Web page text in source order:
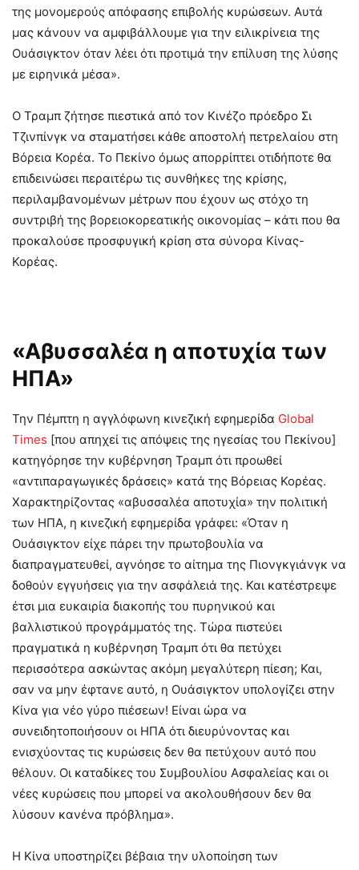
της μονομερούς απόφασης επιβολής κυρώσεων. Αυτά
μας κάνουν να αμφιβάλλουμε για την ειλικρίνεια της
Ουάσιγκτον όταν λέει ότι προτιμά την επίλυση της λύσης
με ειρηνικά μέσα».
Ο Τραμπ ζήτησε πιεστικά από τον Κινέζο πρόεδρο Σι
Τζινπίνγκ να σταματήσει κάθε αποστολή πετρελαίου στη
Βόρεια Κορέα. Το Πεκίνο όμως απορρίπτει οτιδήποτε θα
επιδεινώσει περαιτέρω τις συνθήκες της κρίσης,
περιλαμβανομένων μέτρων που έχουν ως στόχο τη
συντριβή της βορειοκορεατικής οικονομίας – κάτι που θα
προκαλούσε προσφυγική κρίση στα σύνορα Κίνας-
Κορέας.
«Αβυσσαλέα η αποτυχία των
ΗΠΑ»
Την Πέμπτη η αγγλόφωνη κινεζική εφημερίδα Global
Times [που απηχεί τις απόψεις της ηγεσίας του Πεκίνου]
κατηγόρησε την κυβέρνηση Τραμπ ότι προωθεί
«αντιπαραγωγικές δράσεις» κατά της Βόρειας Κορέας.
Χαρακτηρίζοντας «αβυσσαλέα αποτυχία» την πολιτική
των ΗΠΑ, η κινεζική εφημερίδα γράφει: «Όταν η
Ουάσιγκτον είχε πάρει την πρωτοβουλία να
διαπραγματευθεί, αγνόησε το αίτημα της Πιονγκγιάνγκ να
δοθούν εγγυήσεις για την ασφάλειά της. Και κατέστρεψε
έτσι μια ευκαιρία διακοπής του πυρηνικού και
βαλλιστικού προγράμματός της. Τώρα πιστεύει
πραγματικά η κυβέρνηση Τραμπ ότι θα πετύχει
περισσότερα ασκώντας ακόμη μεγαλύτερη πίεση; Και,
σαν να μην έφτανε αυτό, η Ουάσιγκτον υπολογίζει στην
Κίνα για νέο γύρο πιέσεων! Είναι ώρα να
συνειδητοποιήσουν οι ΗΠΑ ότι διευρύνοντας και
ενισχύοντας τις κυρώσεις δεν θα πετύχουν αυτό που
θέλουν. Οι καταδίκες του Συμβουλίου Ασφαλείας και οι
νέες κυρώσεις που μπορεί να ακολουθήσουν δεν θα
λύσουν κανένα πρόβλημα».
Η Κίνα υποστηρίζει βέβαια την υλοποίηση των